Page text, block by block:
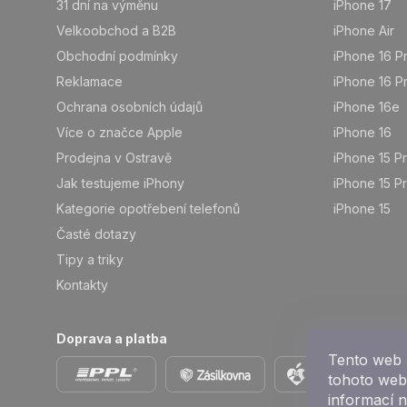
Tento
tohoto
informací
31 dní na výměnu
Velkoobchod a B2B
Obchodní podmínky
Reklamace
Ochrana osobních údajů
Více o značce Apple
Prodejna v Ostravě
Jak testujeme iPhony
Kategorie opotřebení telefonů
Časté dotazy
Tipy a triky
Kontakty
iPhone 17
iPhone Air
iPhone 16
iPhone 16
iPhone 16e
iPhone 16
iPhone 15
iPhone 15
iPhone 15
Doprava a platba